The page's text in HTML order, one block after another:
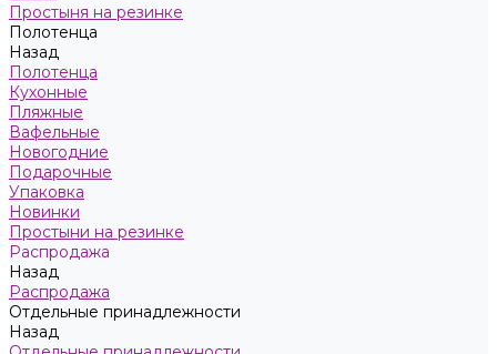
Простыня на резинке
Полотенца
Назад
Полотенца
Кухонные
Пляжные
Вафельные
Новогодние
Подарочные
Упаковка
Новинки
Простыни на резинке
Распродажа
Назад
Распродажа
Отдельные принадлежности
Назад